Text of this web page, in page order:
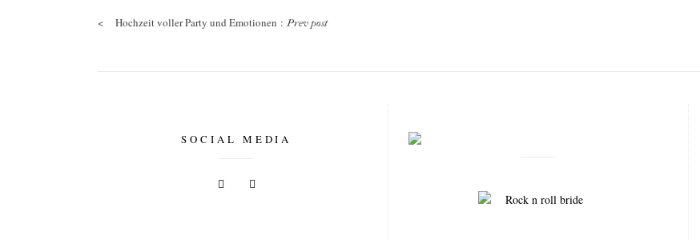
< Hochzeit voller Party und Emotionen :Prev post
SOCIAL MEDIA